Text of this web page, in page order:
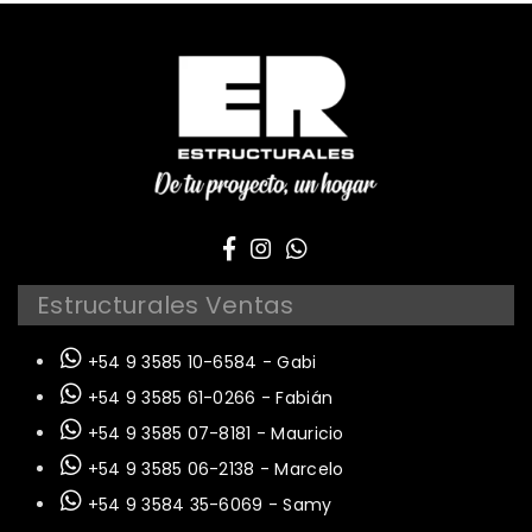
Estructurales Ventas
+54 9 3585 10-6584 - Gabi
+54 9 3585 61-0266 - Fabián
+54 9 3585 07-8181 - Mauricio
+54 9 3585 06-2138 - Marcelo
+54 9 3584 35-6069 - Samy